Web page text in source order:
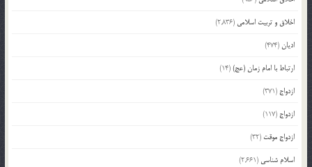
اخلاق و تربیت اسلامی (2,836)
ادیان (474)
ارتباط با امام زمان (عج)(14)
ازدواج (371)
ازدواج (117)
ازدواج موقت (32)
اسلام شناسی (2,661)